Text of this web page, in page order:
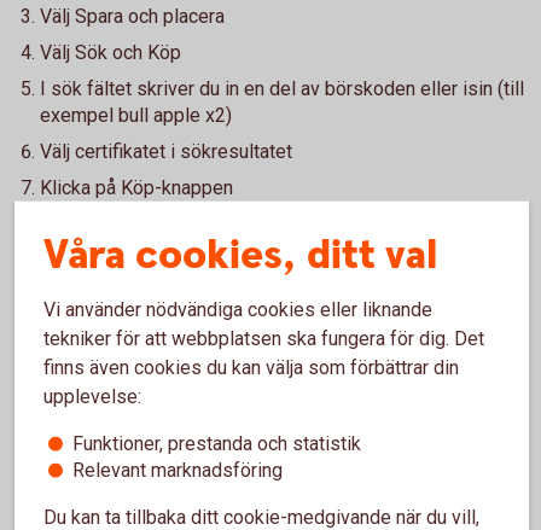
Välj Spara och placera
Välj Sök och Köp
I sök fältet skriver du in en del av börskoden eller isin (till
exempel bull apple x2)
Välj certifikatet i sökresultatet
Klicka på Köp-knappen
Kostnader
När man handlar Swedbanks Bull & Bear-certifikat betalar
man courtage, precis som vid aktieköp. Handel med
Swedbanks Bull & Bear-certifikat i internetbanken och
mobilbanken är avgiftsfri, för övriga kanaler gäller ordinarie
ut. Ett certifikats värde vid marknadens öppning motsvarar
föregående noteringsdags stängningskurs justerat med
marginaluttag. Se respektive certifikats slutliga villkor för
Våra cookies, ditt val
Vi använder nödvändiga cookies eller liknande
tekniker för att webbplatsen ska fungera för dig. Det
finns även cookies du kan välja som förbättrar din
upplevelse:
Funktioner, prestanda och statistik
Relevant marknadsföring
Du kan ta tillbaka ditt cookie-medgivande när du vill,